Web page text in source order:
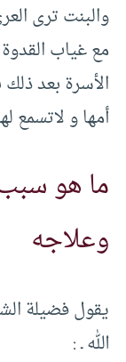
والبنت ترى
مع غياب
الأسرة بعد ذلك
أمها و لاتسمع
ما هو سبب
وعلاجه
يقول فضيلة
الله ـ :